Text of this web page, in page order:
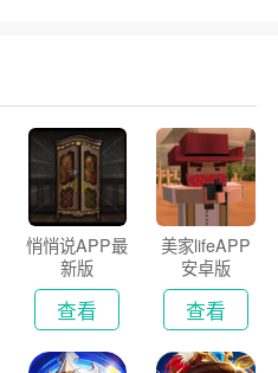
悄悄说APP最
新版
查看
美家lifeAPP
安卓版
查看